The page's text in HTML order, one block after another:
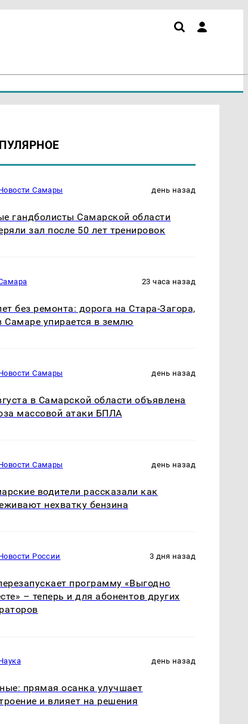
Самары день назад
гандболисты Самарской области
зал после 50 лет тренировок
23 часа назад
без ремонта: дорога на Стара-Загора,
Самаре упирается в землю
Самары день назад
в Самарской области объявлена
массовой атаки БПЛА
Самары день назад
водители рассказали как
нехватку бензина
России 3 дня назад
программу «Выгодно
– теперь и для абонентов других
день назад
прямая осанка улучшает
и влияет на решения